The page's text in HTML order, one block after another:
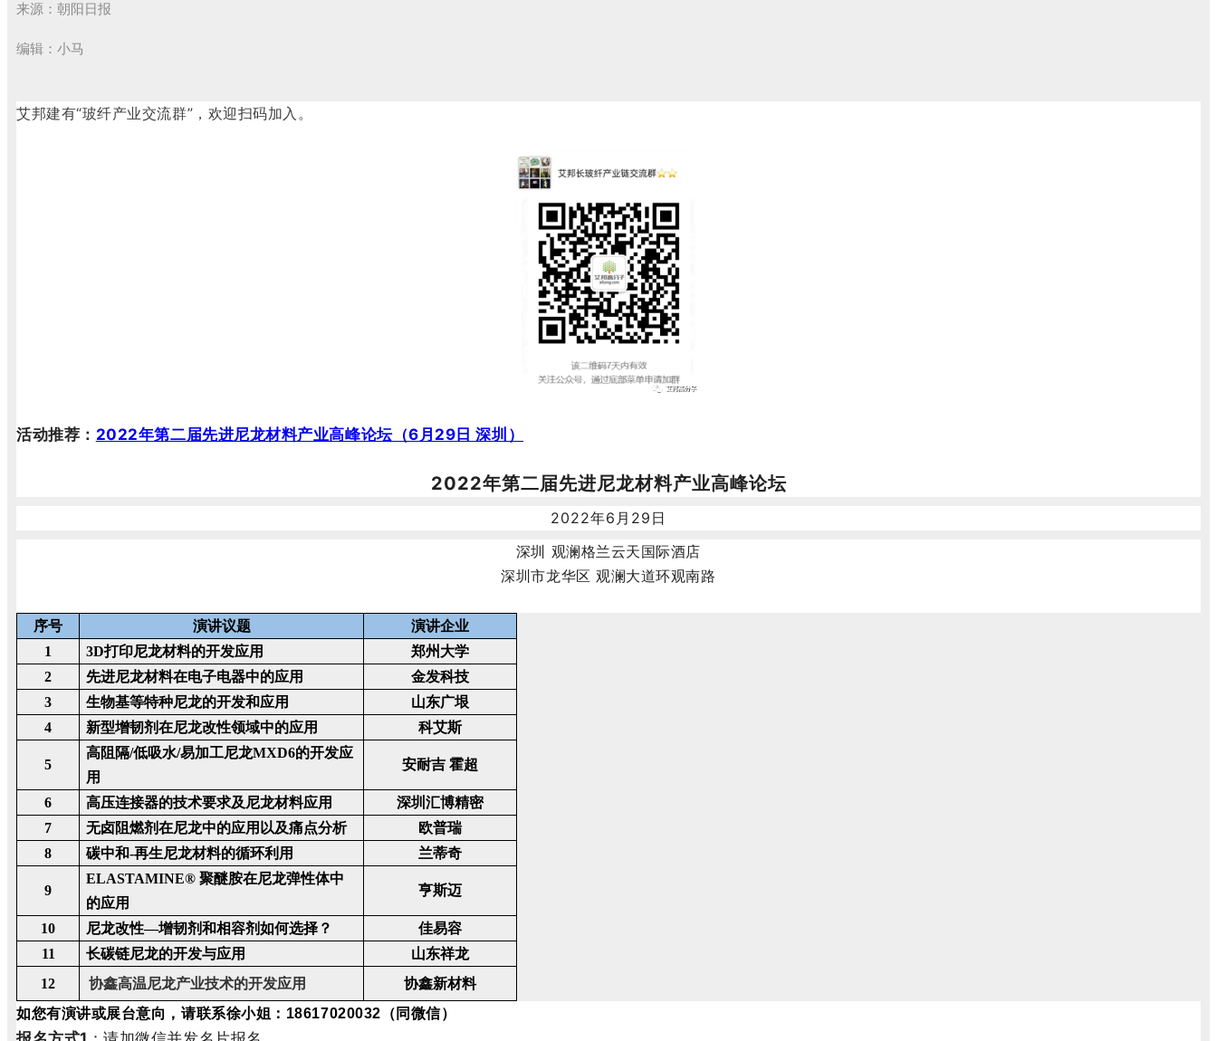
来源：朝阳日报
编辑：小马
艾邦建有“玻纤产业交流群”，欢迎扫码加入。
活动推荐： 2022年第二届先进尼龙材料产业高峰论坛（6月29日 深圳）
2022年第二届先进尼龙材料产业高峰论坛
2022年6月29日
深圳 观澜格兰云天国际酒店
深圳市龙华区 观澜大道环观南路
序号 演讲议题
演讲企业
1
3D打印尼龙材料的开发应用
郑州大学
2
先进尼龙材料在电子电器中的应用
金发科技
3
生物基等特种尼龙的开发和应用
山东广垠
4
新型增韧剂在尼龙改性领域中的应用 科艾斯
5
高阻隔/低吸水/易加工尼龙MXD6的开发应
用
安耐吉 霍超
6 高压连接器的技术要求及尼龙材料应用
深圳汇博精密
7
无卤阻燃剂在尼龙中的应用以及痛点分析
欧普瑞
8
碳中和-再生尼龙材料的循环利用 兰蒂奇
9
ELASTAMINE️® 聚醚胺在尼龙弹性体中
的应用
亨斯迈
10 尼龙改性—增韧剂和相容剂如何选择？
佳易容
11
长碳链尼龙的开发与应用
山东祥龙
12
协鑫高温尼龙产业技术的开发应用
协鑫新材料
如您有演讲或展台意向，请联系徐小姐：18617020032（同微信）